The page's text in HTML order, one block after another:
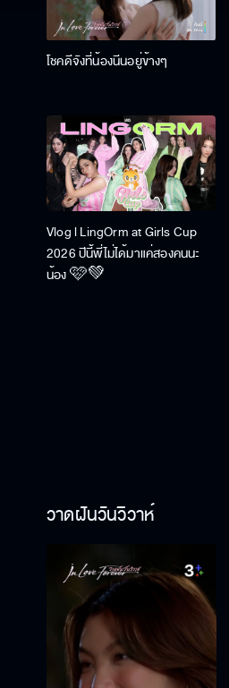
โชคดีจังที่น้องนีนอยู่ข้างๆ
Vlog l LingOrm at Girls Cup
2026 ปีนี้พี่ไม่ได้มาแค่สองคนนะ
น้อง 🩷💚
วาดฝันวันวิวาห์